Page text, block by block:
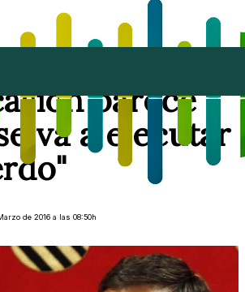
parece
va a ejecutar
de 2016 a las 08:50h